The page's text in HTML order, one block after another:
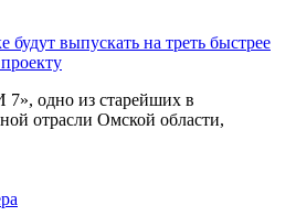
выпускать на треть быстрее
одно из старейших в
отрасли Омской области,